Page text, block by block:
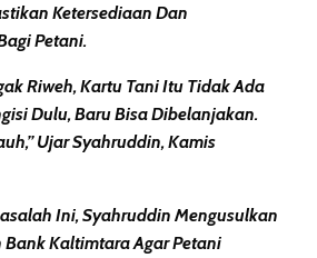
Ketersediaan Dan
Petani.
Riweh, Kartu Tani Itu Tidak Ada
Dulu, Baru Bisa Dibelanjakan.
Ujar Syahruddin, Kamis
Ini, Syahruddin Mengusulkan
Bank Kaltimtara Agar Petani